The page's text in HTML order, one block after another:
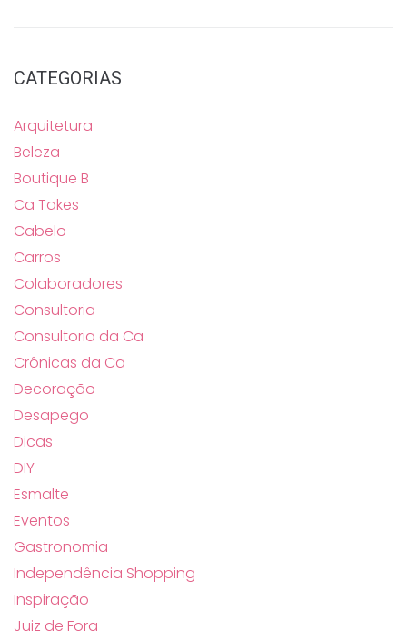
CATEGORIAS
Arquitetura
Beleza
Boutique B
Ca Takes
Cabelo
Carros
Colaboradores
Consultoria
Consultoria da Ca
Crônicas da Ca
Decoração
Desapego
Dicas
DIY
Esmalte
Eventos
Gastronomia
Independência Shopping
Inspiração
Juiz de Fora